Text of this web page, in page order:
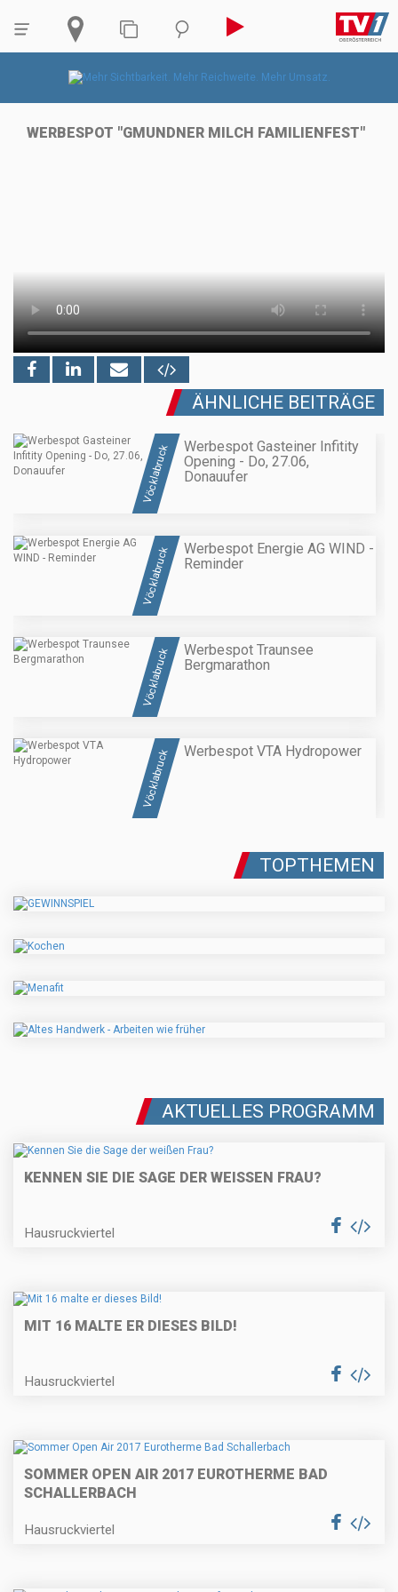
WERBESPOT "GMUNDNER MILCH FAMILIENFEST"
ÄHNLICHE BEITRÄGE
Vöcklabruck
Werbespot Gasteiner Infitity
Opening - Do, 27.06,
Donauufer
Vöcklabruck
Werbespot Energie AG WIND -
Reminder
Vöcklabruck
Werbespot Traunsee
Bergmarathon
Vöcklabruck Werbespot VTA Hydropower
TOPTHEMEN
AKTUELLES PROGRAMM
KENNEN SIE DIE SAGE DER WEISSEN FRAU?
Hausruckviertel
MIT 16 MALTE ER DIESES BILD!
Hausruckviertel
SOMMER OPEN AIR 2017 EUROTHERME BAD
SCHALLERBACH
Hausruckviertel